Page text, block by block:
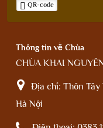
QR-code
Thông tin về Chùa
CHÙA KHAI
Địa chỉ: Thôn
Hà Nội